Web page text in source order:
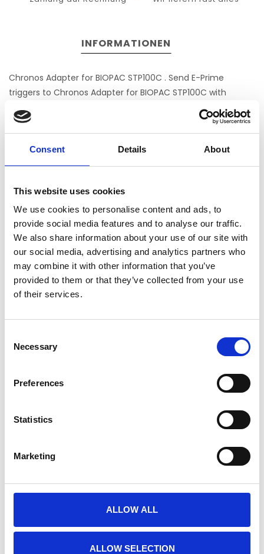
Consent Details About
This website uses cookies
We use cookies to personalise content and ads, to
provide social media features and to analyse our traffic.
We also share information about your use of our site with
our social media, advertising and analytics partners who
may combine it with other information that you’ve
provided to them or that they’ve collected from your use
of their services.
Selection
Necessary
Preferences
Statistics
Marketing
ALLOW ALL
ALLOW SELECTION
INFORMATIONEN
Chronos Adapter for BIOPAC STP100C . Send E-Prime
triggers to Chronos Adapter for BIOPAC STP100C with
millisecond accuracy.
Includes 25-pin adapter and DB-25 to DB-25 cable to
directly connect Chronos to BIOPAC STP100C.
Chronos Adapters provide a quick, plug-and-play solution.
Chronos Adapter for BIOPAC STP100C
Noch keine Bewertungen
0 Sterne, basierend auf 0 Bewertungen
IHRE BEWERTUNG HINZUFÜGEN
ERGÄNZENDE PRODUKTE